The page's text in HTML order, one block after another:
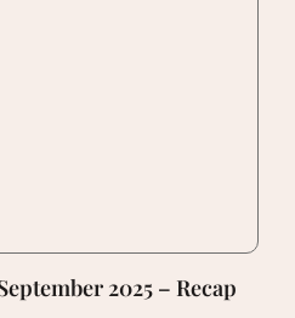
2025 – Recap